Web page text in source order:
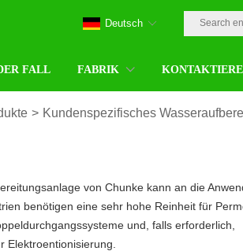
FALL FABRIK
Deutsch
> Kundenspezifisches
von Chunke kann an die
benötigen eine sehr hohe Reinheit für
und, falls erforderlich,
Elektroentionisierung.